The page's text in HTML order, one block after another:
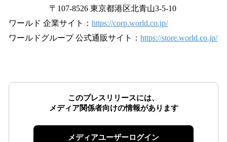
〒107-8526 東京都港区北青山3-5-10
ワールド 企業サイト： https://corp.world.co.jp/
ワールドグループ 公式通販サイト： https://store.world.co.jp/
このプレスリリースには、
メディア関係者向けの情報があります
メディアユーザーログイン